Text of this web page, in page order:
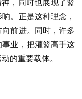
，同时也展现了篮
。正是这种理念，
前进。同时，许多
业，把灌篮高手这
的重要载体。